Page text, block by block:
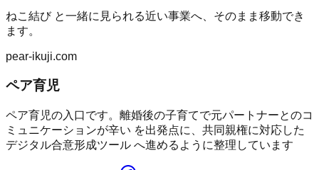
ねこ結びと一緒に見られる近い事業へ、そのまま移動でき
ます。
pear-ikuji.com
ペア育児
ペア育児の入口です。離婚後の子育てで元パートナーとのコ
ミュニケーションが辛い を出発点に、共同親権に対応した
デジタル合意形成ツール へ進めるように整理しています